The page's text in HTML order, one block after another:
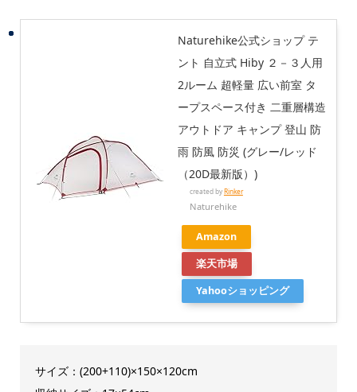
Naturehike公式ショップ テ
ント 自立式 Hiby ２－３人用
2ルーム 超軽量 広い前室 タ
ープスペース付き 二重層構造
アウトドア キャンプ 登山 防
雨 防風 防災 (グレー/レッド
（20D最新版）)
created by Rinker
Naturehike
Amazon
楽天市場
Yahooショッピング
サイズ：(200+110)×150×120cm